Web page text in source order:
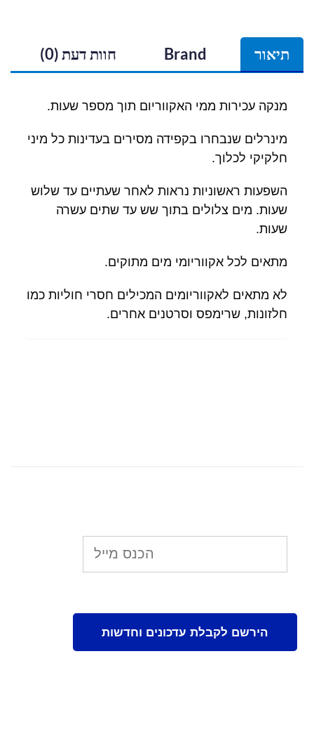
תיאור Brand חוות דעת (0)
מנקה עכירות ממי האקווריום תוך מספר שעות.
מינרלים שנבחרו בקפידה מסירים בעדינות כל מיני
חלקיקי לכלוך.
השפעות ראשוניות נראות לאחר שעתיים עד שלוש
שעות. מים צלולים בתוך שש עד שתים עשרה
שעות.
מתאים לכל אקווריומי מים מתוקים.
לא מתאים לאקווריומים המכילים חסרי חוליות כמו
חלזונות, שרימפס וסרטנים אחרים.